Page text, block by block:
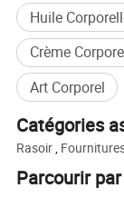
produit, et de
prix unitaire
les exigences
Q: Êtes-vous
R: Oui, nous
professionnelle
Q: Où est situé
Huile
Crème
Art Corporel
Catégories
Rasoir,
Parcourir